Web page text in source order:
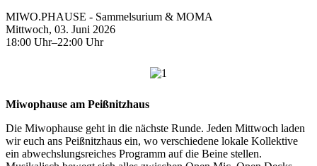
MIWO.PHAUSE - Sammelsurium & MOMA
Mittwoch, 03. Juni 2026
18:00 Uhr–22:00 Uhr
Miwophause am Peißnitzhaus
Die Miwophause geht in die nächste Runde. Jeden Mittwoch laden
wir euch ans Peißnitzhaus ein, wo verschiedene lokale Kollektive
ein abwechslungsreiches Programm auf die Beine stellen.